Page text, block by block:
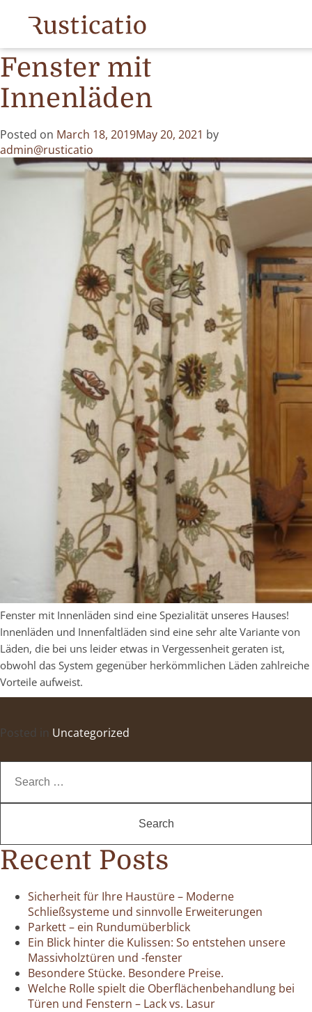
Month:March 2019
Fenster mit
Innenläden
Posted on March 18, 2019May 20, 2021 by
admin@rusticatio
Fenster mit Innenläden sind eine Spezialität unseres Hauses!
Innenläden und Innenfaltläden sind eine sehr alte Variante von
Läden, die bei uns leider etwas in Vergessenheit geraten ist,
obwohl das System gegenüber herkömmlichen Läden zahlreiche
Vorteile aufweist.
Posted in Uncategorized
for:
Recent Posts
Sicherheit für Ihre Haustüre – Moderne
Schließsysteme und sinnvolle Erweiterungen
Parkett – ein Rundumüberblick
Ein Blick hinter die Kulissen: So entstehen unsere
Massivholztüren und -fenster
Besondere Stücke. Besondere Preise.
Welche Rolle spielt die Oberflächenbehandlung bei
Türen und Fenstern – Lack vs. Lasur